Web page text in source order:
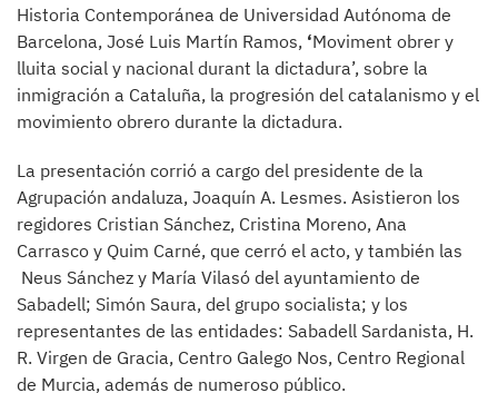
Historia Contemporánea de Universidad Autónoma de
Barcelona, José Luis Martín Ramos, ‘Moviment obrer y
lluita social y nacional durant la dictadura’, sobre la
inmigración a Cataluña, la progresión del catalanismo y el
movimiento obrero durante la dictadura.
La presentación corrió a cargo del presidente de la
Agrupación andaluza, Joaquín A. Lesmes. Asistieron los
regidores Cristian Sánchez, Cristina Moreno, Ana
Carrasco y Quim Carné, que cerró el acto, y también las
Neus Sánchez y María Vilasó del ayuntamiento de
Sabadell; Simón Saura, del grupo socialista; y los
representantes de las entidades: Sabadell Sardanista, H.
R. Virgen de Gracia, Centro Galego Nos, Centro Regional
de Murcia, además de numeroso público.